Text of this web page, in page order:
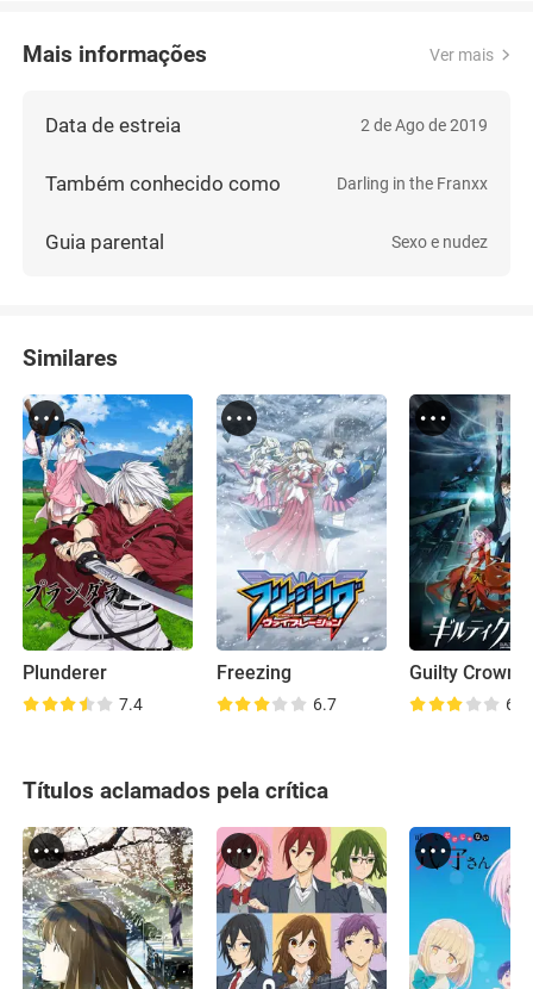
Mais informações Ver mais
Data de estreia 2 de Ago de 2019
Também conhecido como Darling in the Franxx
Guia parental Sexo e nudez
Similares
Plunderer
7.4
Freezing
6.7
Guilty Crown
6.9
Títulos aclamados pela crítica